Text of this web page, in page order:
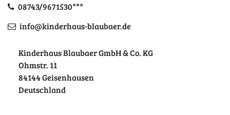
08743/9671530***
info@kinderhaus-blaubaer.de
Kinderhaus Blaubaer GmbH & Co. KG
Ohmstr. 11
84144 Geisenhausen
Deutschland